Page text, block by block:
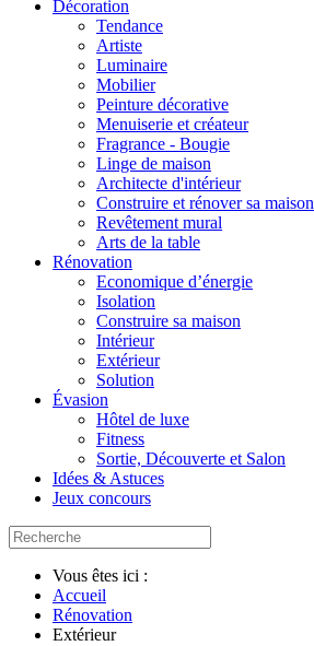
Décoration
Tendance
Artiste
Luminaire
Mobilier
Peinture décorative
Menuiserie et créateur
Fragrance - Bougie
Linge de maison
Architecte d'intérieur
Construire et rénover sa maison
Revêtement mural
Arts de la table
Rénovation
Economique d’énergie
Isolation
Construire sa maison
Intérieur
Extérieur
Solution
Évasion
Hôtel de luxe
Fitness
Sortie, Découverte et Salon
Idées & Astuces
Jeux concours
Vous êtes ici :
Accueil
Rénovation
Extérieur